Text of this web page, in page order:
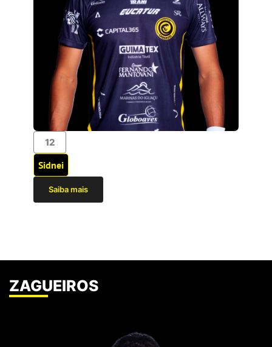
12
Sidnei
Saiba mais
ZAGUEIROS